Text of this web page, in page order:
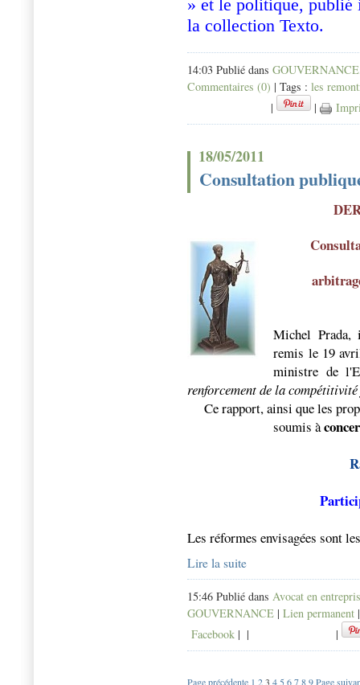
» et le politique, publié
la collection Texto.
14:03 Publié dans GOUVERNANCE
Commentaires (0) | Tags : les
|
|
18/05/2011
Consultation
Michel Prada,
remis le 19
ministre de
renforcement de la
Ce rapport, ainsi que les
soumis à
Les réformes envisagées sont
Lire la suite
15:46 Publié dans Avocat en
GOUVERNANCE | Lien permanent
Facebook | | |
Page précédente 1 23 4 5 6789Page